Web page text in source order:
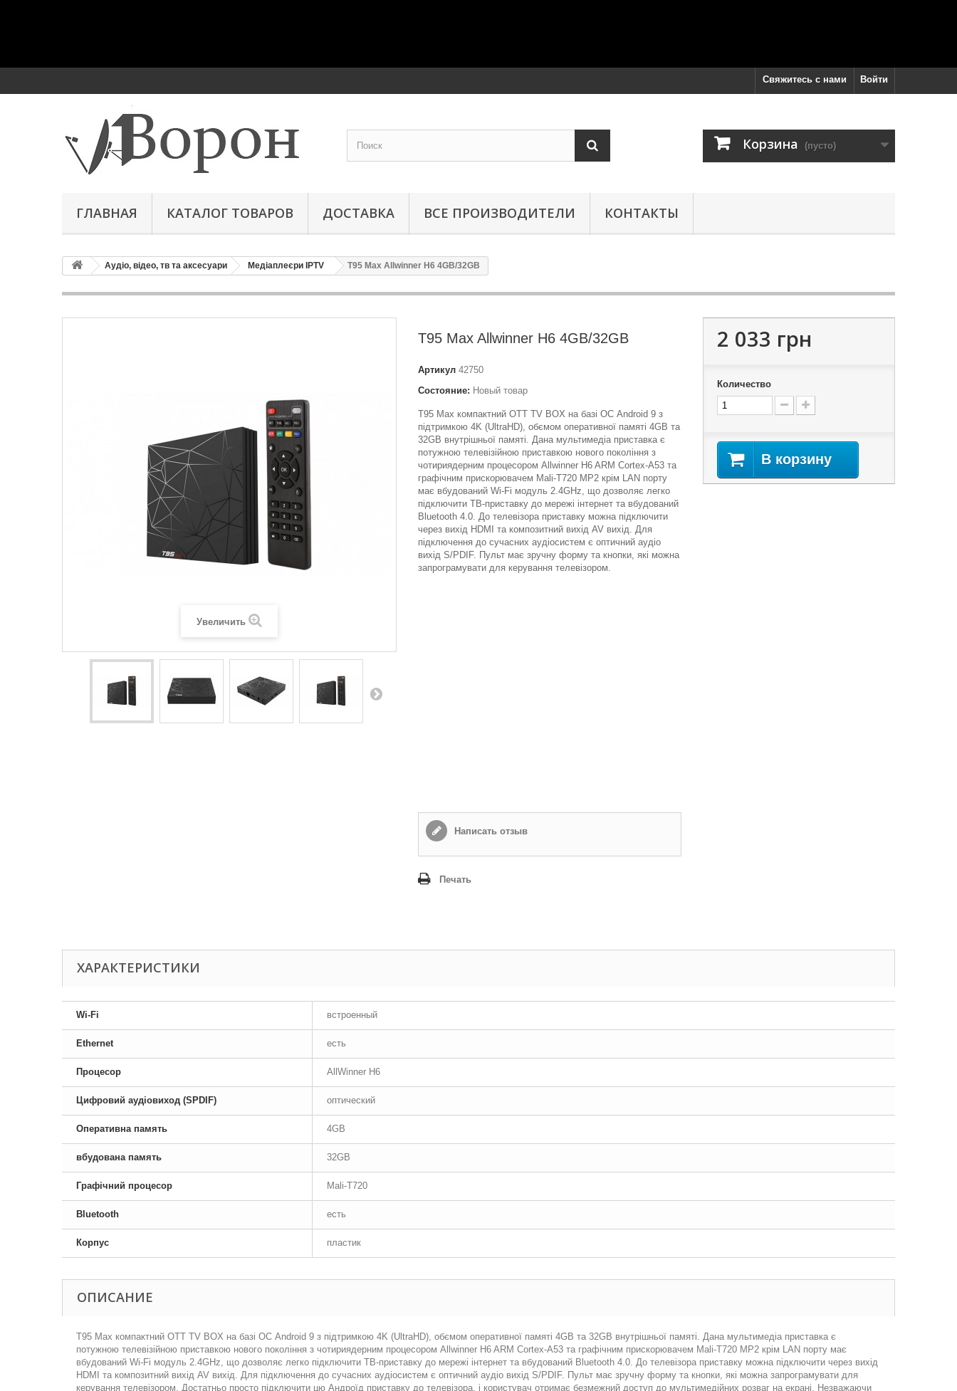
Войти
Свяжитесь с нами
Корзина (пусто)
ГЛАВНАЯ КАТАЛОГ ТОВАРОВ ДОСТАВКА ВСЕ ПРОИЗВОДИТЕЛИ КОНТАКТЫ
Аудіо, відео, тв та аксесуари Медіаплеєри IPTV T95 Max Allwinner H6 4GB/32GB
Увеличить
T95 Max Allwinner H6 4GB/32GB
Артикул 42750
Состояние: Новый товар
T95 Max компактний OTT TV BOX на базі ОС Android 9 з
підтримкою 4K (UltraHD), обємом оперативної памяті 4GB та
32GB внутрішньої памяті. Дана мультимедіа приставка є
потужною телевізійною приставкою нового покоління з
чотириядерним процесором Allwinner H6 ARM Cortex-A53 та
графічним прискорювачем Mali-T720 MP2 крім LAN порту
має вбудований Wi-Fi модуль 2.4GHz, що дозволяє легко
підключити ТВ-приставку до мережі інтернет та вбудований
Bluetooth 4.0. До телевізора приставку можна підключити
через вихід HDMI та композитний вихід AV вихід. Для
підключення до сучасних аудіосистем є оптичний аудіо
вихід S/PDIF. Пульт має зручну форму та кнопки, які можна
запрограмувати для керування телевізором.
Написать отзыв
Печать
2 033 грн
Количество
В корзину
ХАРАКТЕРИСТИКИ
Wi-Fi встроенный
Ethernet есть
Процесор AllWinner H6
Цифровий аудіовиход (SPDIF) оптический
Оперативна память 4GB
вбудована память 32GB
Графічний процесор Mali-T720
Bluetooth есть
Корпус пластик
ОПИСАНИЕ
T95 Max компактний OTT TV BOX на базі ОС Android 9 з підтримкою 4K (UltraHD), обємом оперативної памяті 4GB та 32GB внутрішньої памяті. Дана мультимедіа приставка є
потужною телевізійною приставкою нового покоління з чотириядерним процесором Allwinner H6 ARM Cortex-A53 та графічним прискорювачем Mali-T720 MP2 крім LAN порту має
вбудований Wi-Fi модуль 2.4GHz, що дозволяє легко підключити ТВ-приставку до мережі інтернет та вбудований Bluetooth 4.0. До телевізора приставку можна підключити через вихід
HDMI та композитний вихід AV вихід. Для підключення до сучасних аудіосистем є оптичний аудіо вихід S/PDIF. Пульт має зручну форму та кнопки, які можна запрограмувати для
керування телевізором. Достатньо просто підключити цю Андроїд приставку до телевізора, і користувач отримає безмежний доступ до мультимедійних розваг на екрані. Незважаючи